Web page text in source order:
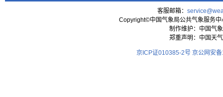
客服邮箱：
Copyright©中国气象局公共气象服务
制作维护：中国气
郑重声明：中国天
京ICP证010385-2号 京公网安